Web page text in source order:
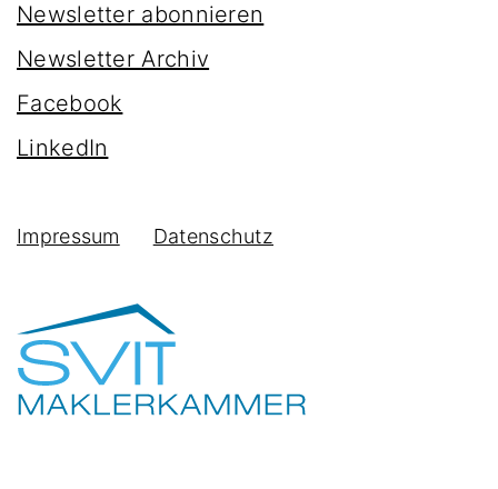
Newsletter abonnieren
Newsletter Archiv
Facebook
LinkedIn
Impressum Datenschutz